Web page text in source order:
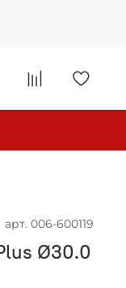
арт. 006-600119
Ø30.0